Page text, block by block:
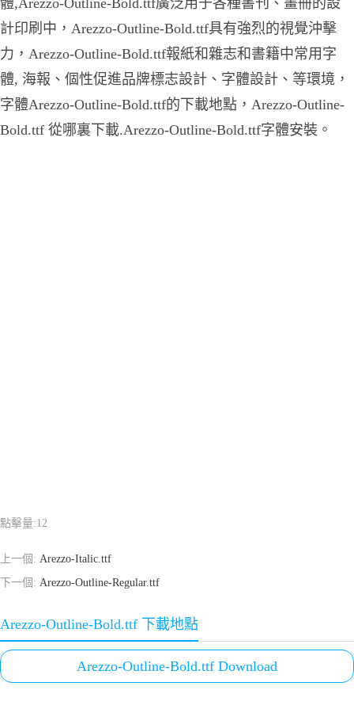
體,Arezzo-Outline-Bold.ttf廣泛用于各種書刊、畫冊的設
計印刷中，Arezzo-Outline-Bold.ttf具有強烈的視覺沖擊
力，Arezzo-Outline-Bold.ttf報紙和雜志和書籍中常用字
體, 海報、個性促進品牌標志設計、字體設計、等環境，
字體Arezzo-Outline-Bold.ttf的下載地點，Arezzo-Outline-
Bold.ttf 從哪裏下載.Arezzo-Outline-Bold.ttf字體安裝。
點擊量:12
上一個: Arezzo-Italic.ttf
下一個: Arezzo-Outline-Regular.ttf
Arezzo-Outline-Bold.ttf 下載地點
Arezzo-Outline-Bold.ttf Download